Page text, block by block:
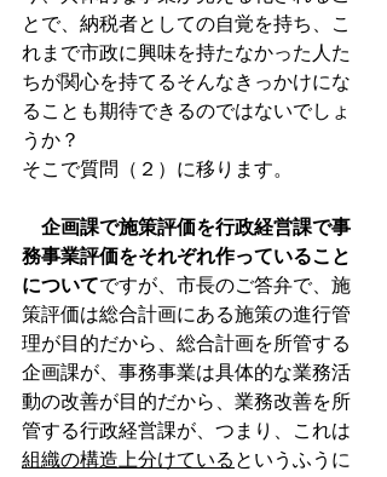
とで、納税者としての自覚を持ち、こ
れまで市政に興味を持たなかった人た
ちが関心を持てるそんなきっかけにな
ることも期待できるのではないでしょ
うか？
そこで質問（２）に移ります。
企画課で施策評価を行政経営課で事
務事業評価をそれぞれ作っていること
についてですが、市長のご答弁で、施
策評価は総合計画にある施策の進行管
理が目的だから、総合計画を所管する
企画課が、事務事業は具体的な業務活
動の改善が目的だから、業務改善を所
管する行政経営課が、つまり、これは
組織の構造上分けている というふうに